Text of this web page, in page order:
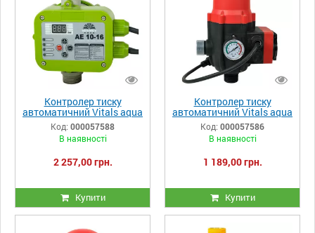
Контролер тиску
автоматичний Vitals aqua
AE 10-16r
Код: 000057588
В наявності
2 257,00 грн.
Купити
Контролер тиску
автоматичний Vitals aqua
AP 4-10rs
Код: 000057586
В наявності
1 189,00 грн.
Купити